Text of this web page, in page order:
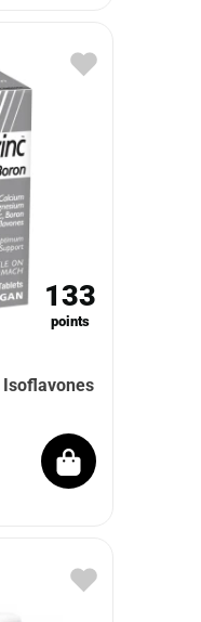
133
points